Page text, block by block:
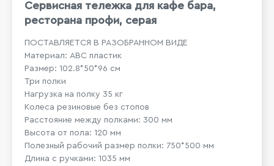
Сервисная тележка для кафе бара,
ресторана профи, серая
ПОСТАВЛЯЕТСЯ В РАЗОБРАННОМ ВИДЕ
Материал: АВС пластик
Размер: 102.8*50*96 см
Три полки
Нагрузка на полку 35 кг
Колеса резиновые без стопов
Расстояние между полками: 300 мм
Высота от пола: 120 мм
Полезный рабочий размер полки: 750*500 мм
Длина с ручками: 1035 мм